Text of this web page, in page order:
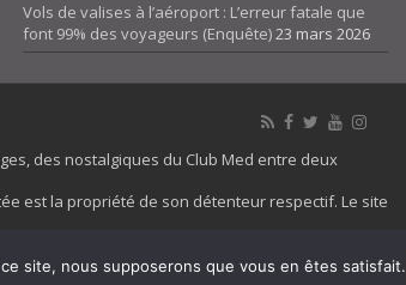
Vols de valises à l’aéroport : L’erreur fatale que
font 99% des voyageurs (Enquête)23 mars 2026
des nostalgiques du Club Med entre deux
est la propriété de son détenteur respectif. Le site
site, nous supposerons que vous en êtes satisfait.